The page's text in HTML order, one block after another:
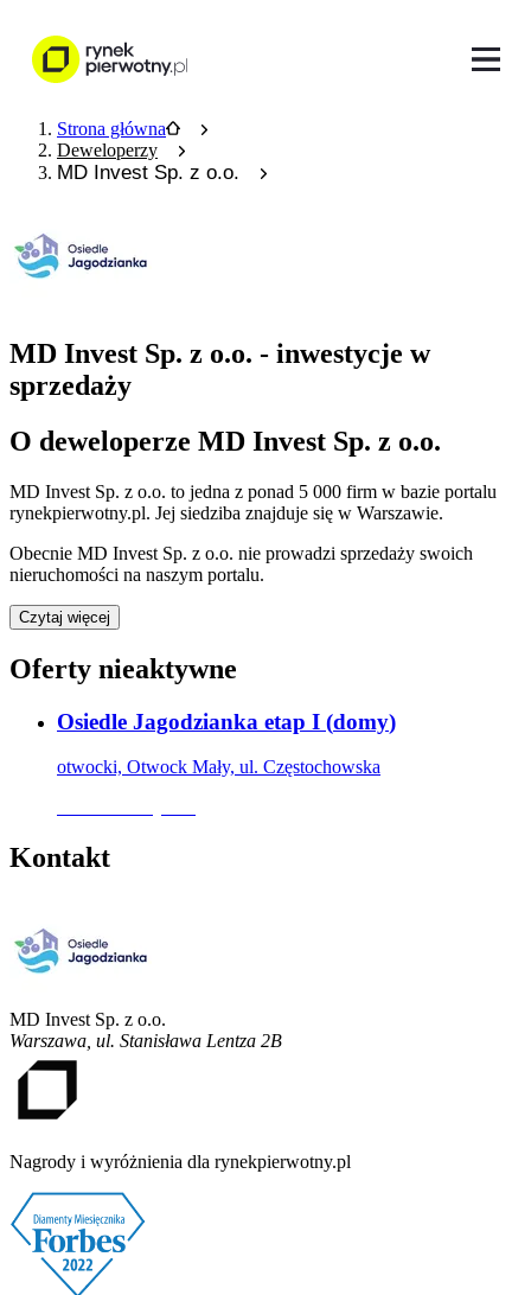
Strona główna
Deweloperzy
MD Invest Sp. z o.o.
MD Invest Sp. z o.o. - inwestycje w
sprzedaży
O deweloperze MD Invest Sp. z o.o.
MD Invest Sp. z o.o. to jedna z ponad 5 000 firm w bazie portalu
rynekpierwotny.pl. Jej siedziba znajduje się w Warszawie.
Obecnie MD Invest Sp. z o.o. nie prowadzi sprzedaży swoich
nieruchomości na naszym portalu.
Czytaj więcej
Oferty nieaktywne
Osiedle Jagodzianka etap I (domy)
otwocki, Otwock Mały, ul. Częstochowska
Kontakt
MD Invest Sp. z o.o.
Warszawa ul. Stanisława Lentza 2B
Nagrody i wyróżnienia dla rynekpierwotny.pl